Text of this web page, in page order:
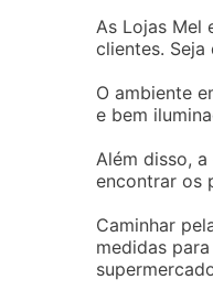
As Lojas Mel
clientes.
O ambiente
e bem
Além disso,
encontrar os
Caminhar
medidas